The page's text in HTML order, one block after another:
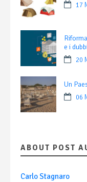
17
e i
20
Un
06
ABOUT POST
Carlo Stagnaro